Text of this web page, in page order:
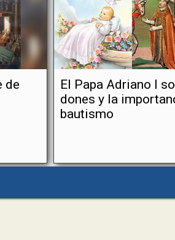
de
El Papa Adriano I
dones y la
bautismo